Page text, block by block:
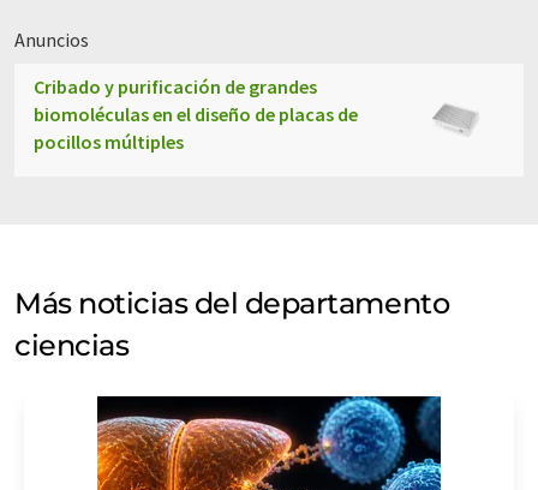
Anuncios
Cribado y purificación de grandes
biomoléculas en el diseño de placas de
pocillos múltiples
Más noticias del departamento
ciencias